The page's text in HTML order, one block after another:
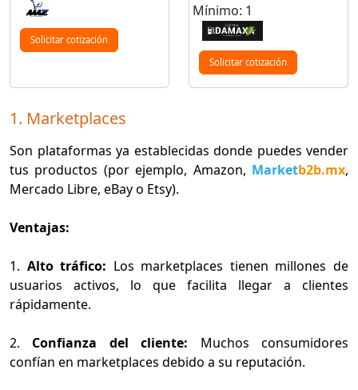
Solicitar cotización
Mínimo: 1
Solicitar cotización
1. Marketplaces
Son plataformas ya establecidas donde puedes vender
tus productos (por ejemplo, Amazon, Marketb2b.mx,
Mercado Libre, eBay o Etsy).
Ventajas:
1. Alto tráfico: Los marketplaces tienen millones de
usuarios activos, lo que facilita llegar a clientes
rápidamente.
2. Confianza del cliente: Muchos consumidores
confían en marketplaces debido a su reputación.